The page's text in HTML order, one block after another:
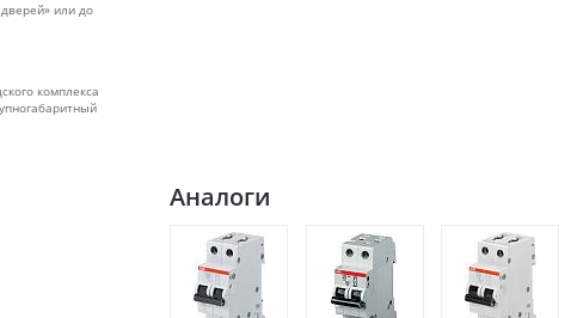
или до
комплекса
Аналоги